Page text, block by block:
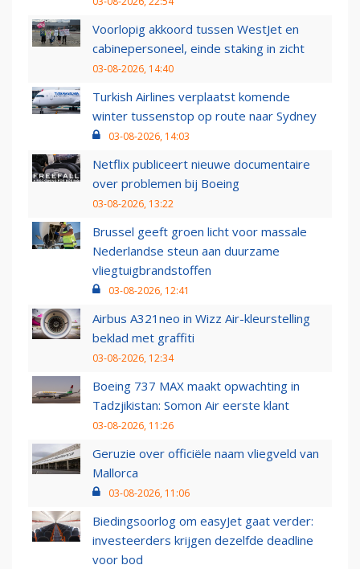
Voorlopig akkoord tussen WestJet en
cabinepersoneel, einde staking in zicht
03-08-2026, 14:40
Turkish Airlines verplaatst komende
winter tussenstop op route naar Sydney
03-08-2026, 14:03
Netflix publiceert nieuwe documentaire
over problemen bij Boeing
03-08-2026, 13:22
Brussel geeft groen licht voor massale
Nederlandse steun aan duurzame
vliegtuigbrandstoffen
03-08-2026, 12:41
Airbus A321neo in Wizz Air-kleurstelling
beklad met graffiti
03-08-2026, 12:34
Boeing 737 MAX maakt opwachting in
Tadzjikistan: Somon Air eerste klant
03-08-2026, 11:26
Geruzie over officiële naam vliegveld van
Mallorca
03-08-2026, 11:06
Biedingsoorlog om easyJet gaat verder:
investeerders krijgen dezelfde deadline
voor bod